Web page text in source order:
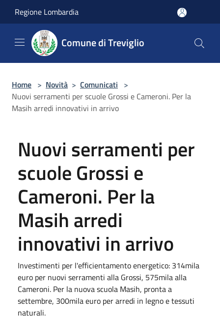
Regione Lombardia
Comune di Treviglio
Home > Novità > Comunicati >
Nuovi serramenti per scuole Grossi e Cameroni. Per la
Masih arredi innovativi in arrivo
Nuovi serramenti per
scuole Grossi e
Cameroni. Per la
Masih arredi
innovativi in arrivo
Investimenti per l'efficientamento energetico: 314mila
euro per nuovi serramenti alla Grossi, 575mila alla
Cameroni. Per la nuova scuola Masih, pronta a
settembre, 300mila euro per arredi in legno e tessuti
naturali.